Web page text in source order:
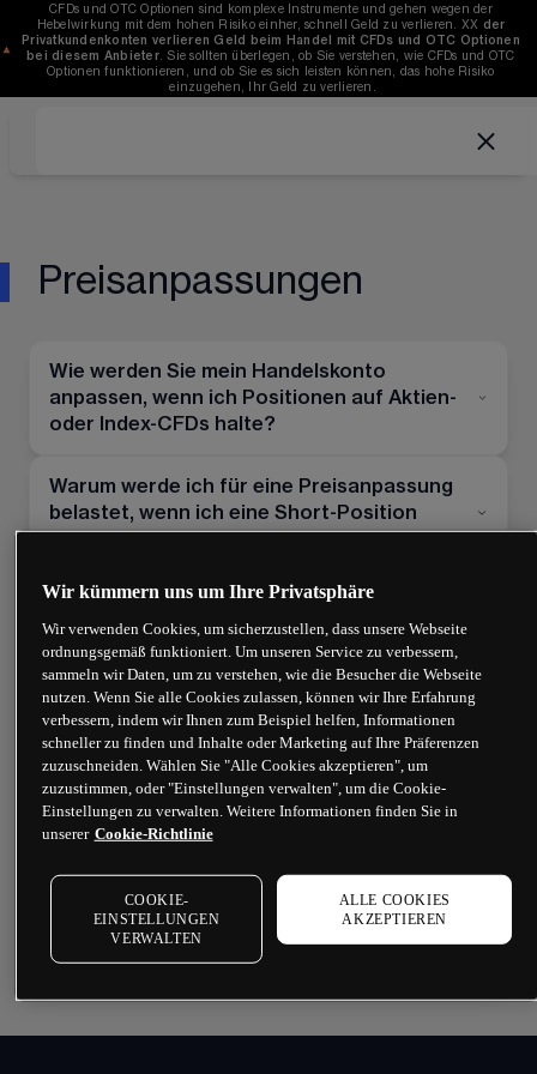
CFDs und OTC Optionen sind komplexe Instrumente und gehen wegen der
Hebelwirkung mit dem hohen Risiko einher, schnell Geld zu verlieren. XX der
Privatkundenkonten verlieren Geld beim Handel mit CFDs und OTC Optionen
bei diesem Anbieter. Sie sollten überlegen, ob Sie verstehen, wie CFDs und OTC
Optionen funktionieren, und ob Sie es sich leisten können, das hohe Risiko
einzugehen, Ihr Geld zu verlieren.
Preisanpassungen
Wie werden Sie mein Handelskonto
anpassen, wenn ich Positionen auf Aktien-
oder Index-CFDs halte?
Warum werde ich für eine Preisanpassung
belastet, wenn ich eine Short-Position
halte?
Was passiert im Falle einer
Bezugsrechtsemission?
Wie wirken sich Aktiensplits von
Unternehmen auf mein Handelskonto aus?
Wie werden Kapitalmaßnahmen auf meine
Aktienpositionen angewendet?
Wie wirken sich Dividendenankündigungen
von Unternehmen auf meine Trades aus?
Wir kümmern uns um Ihre Privatsphäre
Wir verwenden Cookies, um sicherzustellen, dass unsere Webseite
ordnungsgemäß funktioniert. Um unseren Service zu verbessern,
sammeln wir Daten, um zu verstehen, wie die Besucher die Webseite
nutzen. Wenn Sie alle Cookies zulassen, können wir Ihre Erfahrung
verbessern, indem wir Ihnen zum Beispiel helfen, Informationen
schneller zu finden und Inhalte oder Marketing auf Ihre Präferenzen
zuzuschneiden. Wählen Sie "Alle Cookies akzeptieren", um
zuzustimmen, oder "Einstellungen verwalten", um die Cookie-
Einstellungen zu verwalten. Weitere Informationen finden Sie in
unserer Cookie-Richtlinie
COOKIE-
EINSTELLUNGEN
VERWALTEN
ALLE COOKIES
AKZEPTIEREN